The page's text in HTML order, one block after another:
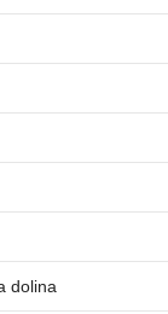
dolina